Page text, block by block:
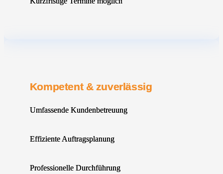
Kompetent & zuverlässig
Umfassende Kundenbetreuung
Effiziente Auftragsplanung
Professionelle Durchführung